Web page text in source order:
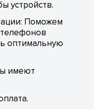
устройств.
Поможем
оптимальную
имеют